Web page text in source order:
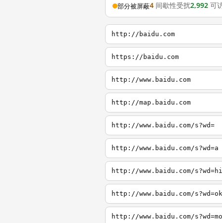
部分被屏蔽4 间歇性受扰2,992 可
http://baidu.com
https://baidu.com
http://www.baidu.com
http://map.baidu.com
http://www.baidu.com/s?wd=
http://www.baidu.com/s?wd=a
http://www.baidu.com/s?wd=hi
http://www.baidu.com/s?wd=ok
http://www.baidu.com/s?wd=mo